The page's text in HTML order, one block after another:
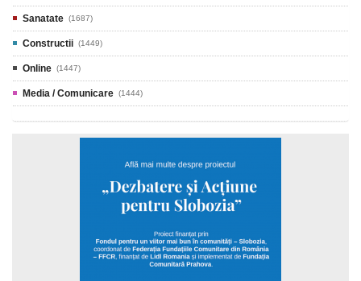
Sanatate (1687)
Constructii (1449)
Online (1447)
Media / Comunicare (1444)